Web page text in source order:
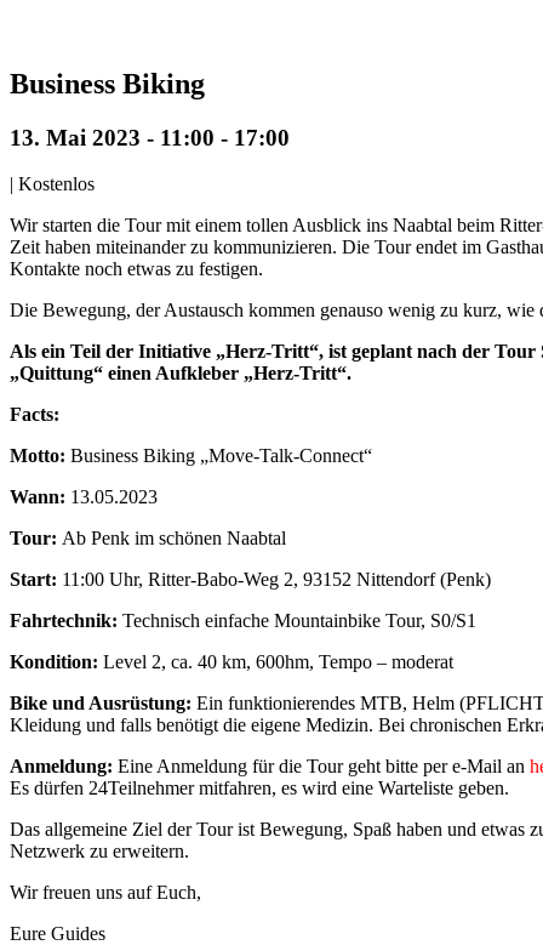
Business Biking
13. Mai 2023 - 11:00 - 17:00
| Kostenlos
Wir starten die Tour mit einem tollen Ausblick ins Naabtal beim
Zeit haben miteinander zu kommunizieren. Die Tour endet im
Kontakte noch etwas zu festigen.
Die Bewegung, der Austausch kommen genauso wenig zu kurz, wie
Als ein Teil der Initiative „Herz-Tritt“, ist geplant nach der
„Quittung“ einen Aufkleber „Herz-Tritt“.
Facts:
Motto: Business Biking „Move-Talk-Connect“
Wann: 13.05.2023
Tour: Ab Penk im schönen Naabtal
Start: 11:00 Uhr, Ritter-Babo-Weg 2, 93152 Nittendorf (Penk)
Fahrtechnik: Technisch einfache Mountainbike Tour, S0/S1
Kondition: Level 2, ca. 40 km, 600hm, Tempo – moderat
Bike und Ausrüstung: Ein funktionierendes MTB, Helm
Kleidung und falls benötigt die eigene Medizin. Bei chronischen
Anmeldung: Eine Anmeldung für die Tour geht bitte per e-Mail an
Es dürfen 24Teilnehmer mitfahren, es wird eine Warteliste geben.
Das allgemeine Ziel der Tour ist Bewegung, Spaß haben und etwas
Netzwerk zu erweitern.
Wir freuen uns auf Euch,
Eure Guides